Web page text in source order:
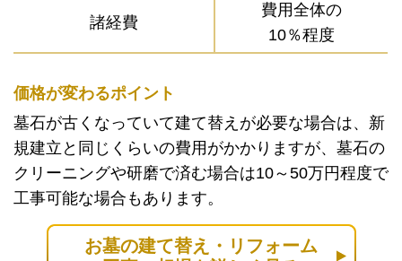
諸経費
費用全体の
10％程度
価格が変わるポイント
墓石が古くなっていて建て替えが必要な場合は、新
規建立と同じくらいの費用がかかりますが、墓石の
クリーニングや研磨で済む場合は10～50万円程度で
工事可能な場合もあります。
お墓の建て替え・リフォーム